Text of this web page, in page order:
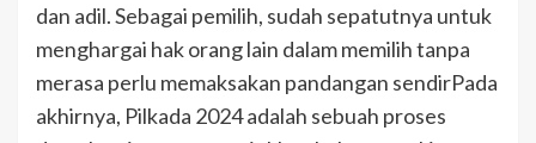
dan adil. Sebagai pemilih, sudah sepatutnya untuk
menghargai hak orang lain dalam memilih tanpa
merasa perlu memaksakan pandangan sendirPada
akhirnya, Pilkada 2024 adalah sebuah proses